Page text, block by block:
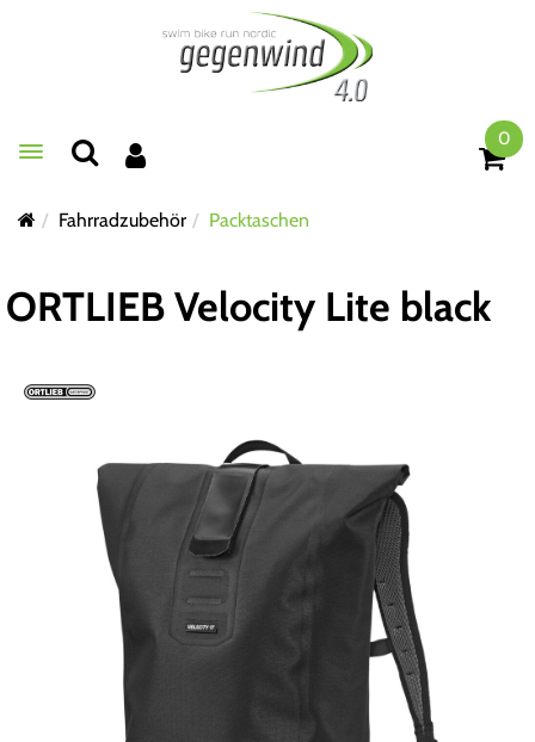
Toggle navigation
0
Fahrradzubehör Packtaschen
ORTLIEB Velocity Lite black